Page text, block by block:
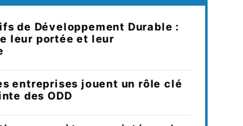
de Développement Durable :
leur portée et leur
entreprises jouent un rôle clé
des ODD